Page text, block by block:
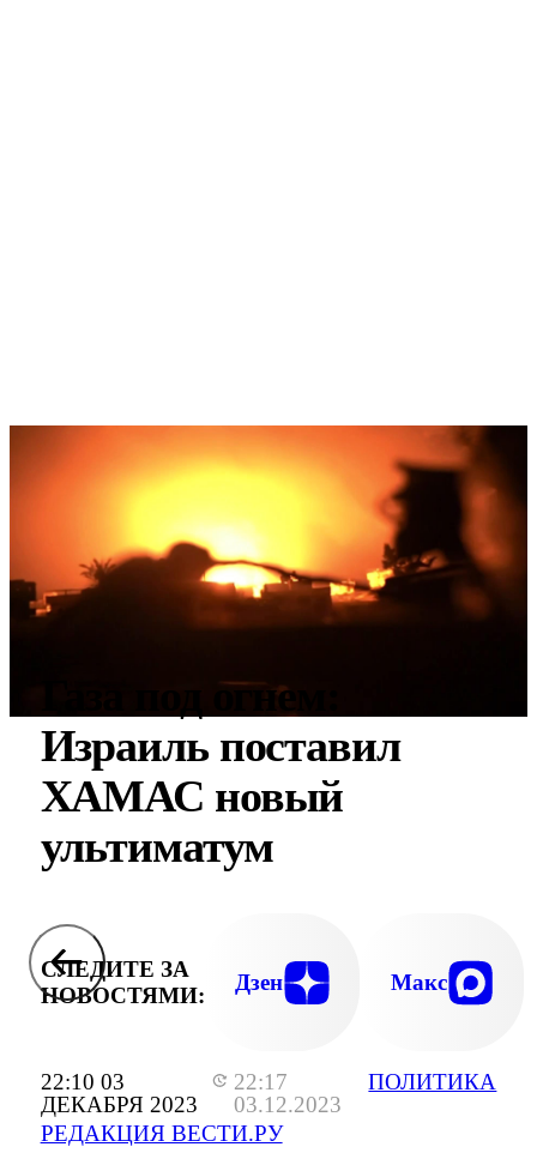
22:10 03
ДЕКАБРЯ 2023
22:17
03.12.2023
РЕДАКЦИЯ ВЕСТИ.РУ
ПОЛИТИКА
Газа под огнем:
Израиль поставил
ХАМАС новый
ультиматум
СЛЕДИТЕ ЗА
НОВОСТЯМИ:
Дзен Макс